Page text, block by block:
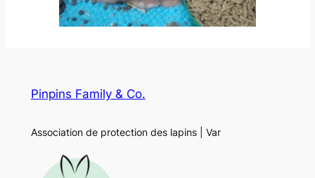
Pinpins Family & Co.
Association de protection des lapins | Var